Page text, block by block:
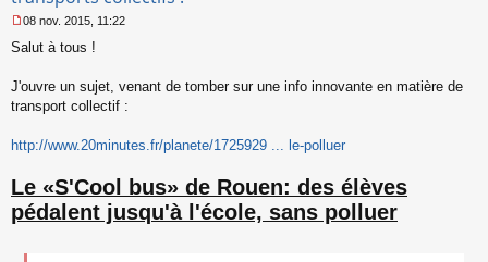
e
s
g
n
l
u
08 nov. 2015, 11:22
Salut à tous !
J'ouvre un sujet, venant de tomber sur une info innovante en matière de
transport collectif :
http://www.20minutes.fr/planete/1725929 ... le-polluer
Le «S'Cool bus» de Rouen: des élèves
pédalent jusqu'à l'école, sans polluer